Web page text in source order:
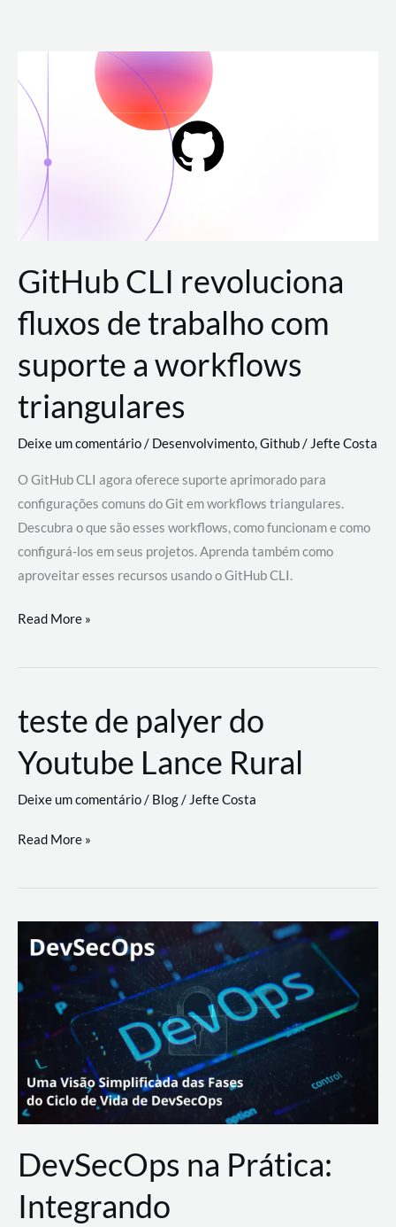
para
conteúdo
GitHub CLI revoluciona
fluxos de trabalho com
suporte a workflows
triangulares
Deixe um comentário/ Desenvolvimento,Github/ Jefte Costa
O GitHub CLI agora oferece suporte aprimorado para
configurações comuns do Git em workflows triangulares.
Descubra o que são esses workflows, como funcionam e como
configurá-los em seus projetos. Aprenda também como
aproveitar esses recursos usando o GitHub CLI.
GitHub
revoluciona
de
trabalho
com
a
workflows
Read More »
teste de palyer do
Youtube Lance Rural
Deixe um comentário/ Blog/ Jefte Costa
teste
palyer
Lance
Rural
Read More »
DevSecOps na Prática:
Integrando